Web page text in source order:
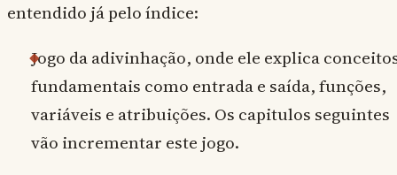
entendido já pelo índice:
Jogo da adivinhação, onde ele explica
fundamentais como entrada e saída, funções,
variáveis e atribuições. Os capitulos seguintes
vão incrementar este jogo.